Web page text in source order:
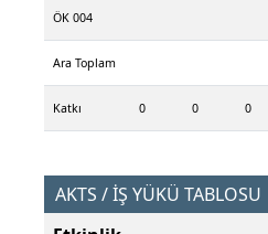
ÖK 004
Ara Toplam
Katkı 0 0 0
AKTS / İŞ YÜKÜ TABLOSU